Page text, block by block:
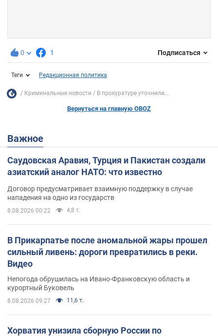
0 1 Подписаться
Теги Редакционная политика
Криминальные новости В прокуратуре уточнили...
Вернуться на главную OBOZ
Важное
Саудовская Аравия, Турция и Пакистан создали
азиатский аналог НАТО: что известно
Договор предусматривает взаимную поддержку в случае
нападения на одно из государств
8.08.2026 00:22 4,8 т.
В Прикарпатье после аномальной жары прошел
сильный ливень: дороги превратились в реки.
Видео
Непогода обрушилась на Ивано-Франковскую область и
курортный Буковель
8.08.2026 09:27 11,6 т.
Хорватия унизила сборную России по